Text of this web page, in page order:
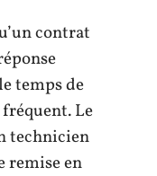
contrat
temps de
Le
technicien
remise en